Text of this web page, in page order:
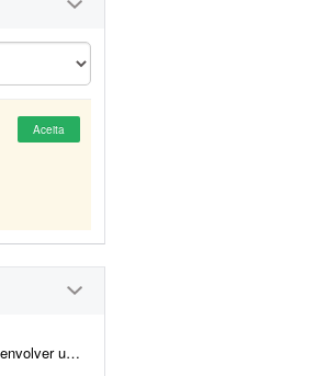
Aceita
3D do chavei...